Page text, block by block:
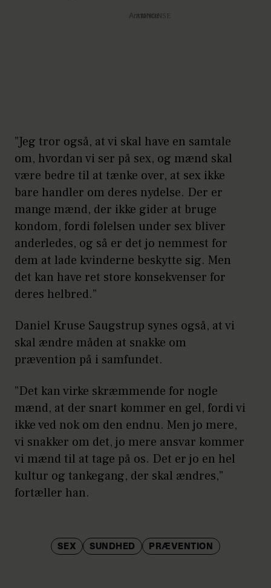
Annonce
”Jeg tror også, at vi skal have en samtale
om, hvordan vi ser på sex, og mænd skal
være bedre til at tænke over, at sex ikke
bare handler om deres nydelse. Der er
mange mænd, der ikke gider at bruge
kondom, fordi følelsen under sex bliver
anderledes, og så er det jo nemmest for
dem at lade kvinderne beskytte sig. Men
det kan have ret store konsekvenser for
deres helbred.”
Daniel Kruse Saugstrup synes også, at vi
skal ændre måden at snakke om
prævention på i samfundet.
”Det kan virke skræmmende for nogle
mænd, at der snart kommer en gel, fordi vi
ikke ved nok om den endnu. Men jo mere,
vi snakker om det, jo mere ansvar kommer
vi mænd til at tage på os. Det er jo en hel
kultur og tankegang, der skal ændres,”
fortæller han.
SEX SUNDHED PRÆVENTION